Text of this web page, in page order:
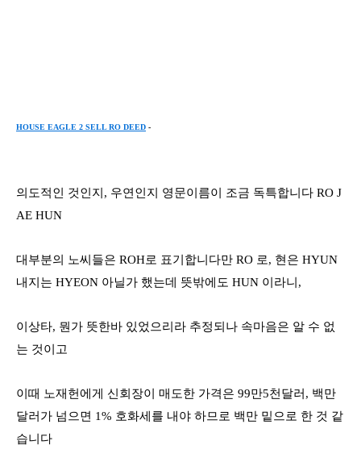
HOUSE EAGLE 2 SELL RO DEED -
의도적인 것인지 , 우연인지 영문이름이 조금 독특합니다 RO J
AE HUN
대부분의 노씨들은 ROH로 표기합니다만 RO 로, 현은 HYUN
내지는 HYEON 아닐가 했는데 뜻밖에도 HUN 이라니 ,
이상타, 뭔가 뜻한바 있었으리라 추정되나 속마음은 알 수 없
는 것이고
이때 노재헌에게 신회장이 매도한 가격은 99만5천달러 , 백만
달러가 넘으면 1% 호화세를 내야 하므로 백만 밑으로 한 것 같
습니다